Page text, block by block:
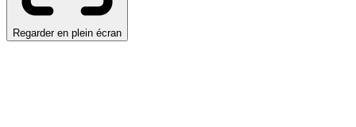
Regarder en plein écran